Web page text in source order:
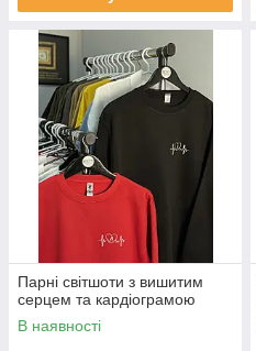
Парні світшоти з вишитим
серцем та кардіограмою
В наявності